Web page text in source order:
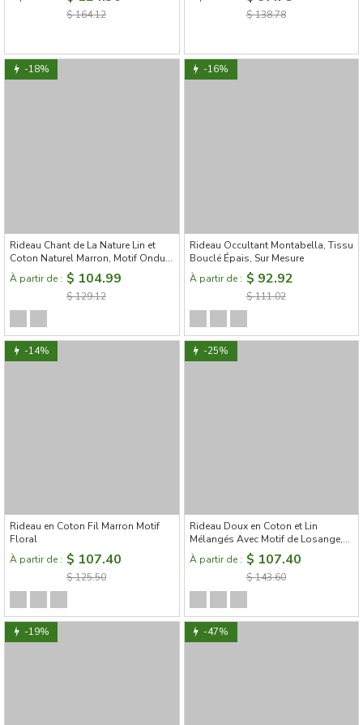
$ 164.12 $ 138.78
-18%
Rideau Chant de La Nature Lin et
Coton Naturel Marron, Motif Ondulé
Artistique
À partir de : $ 104.99
$ 129.12
-16%
Rideau Occultant Montabella, Tissu
Bouclé Épais, Sur Mesure
À partir de : $ 92.92
$ 111.02
-14%
Rideau en Coton Fil Marron Motif
Floral
À partir de : $ 107.40
$ 125.50
-25%
Rideau Doux en Coton et Lin
Mélangés Avec Motif de Losange,
Nuances de Gris et de Beige
À partir de : $ 107.40
$ 143.60
-19% -47%